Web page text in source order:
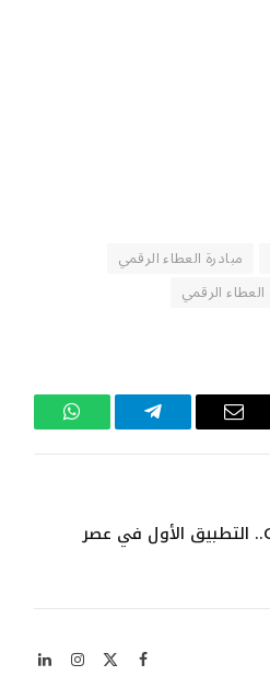
مبادرة العطاء الرقمي
الرقمي
البريد
تيلقرام واتساب
عيوب Google Meet.. التطبيق الأول في عصر
فيسبوك الانستغرام
لينكدإن